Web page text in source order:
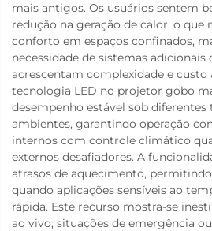
mais antigos. Os usuários sentem
redução na geração de calor, o que
conforto em espaços confinados,
necessidade de sistemas adicionais
acrescentam complexidade e custo
tecnologia LED no projetor gobo
desempenho estável sob diferentes
ambientes, garantindo operação
internos com controle climático
externos desafiadores. A
atrasos de aquecimento,
quando aplicações sensíveis ao
rápida. Este recurso mostra-se
ao vivo, situações de emergência